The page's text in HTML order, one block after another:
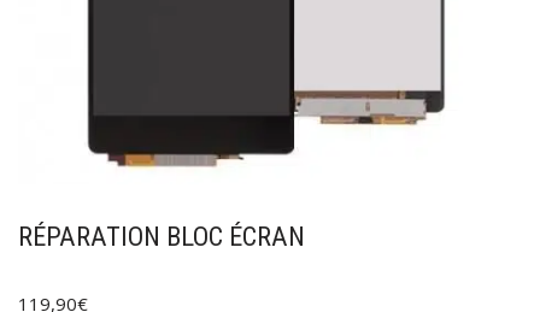
RÉPARATION BLOC ÉCRAN
119,90€